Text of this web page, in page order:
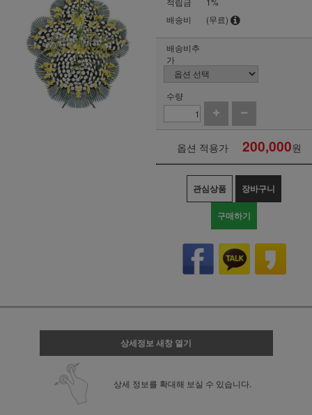
배송비
(무료)
배송비추
가
수량
옵션 적용가 200,000원
관심상품 장바구니
구매하기
상세정보 새창 열기
상세 정보를 확대해 보실 수 있습니다.